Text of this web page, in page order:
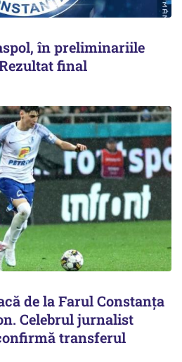
în preliminariile
final
de la Farul Constanţa
Celebrul jurnalist
transferul